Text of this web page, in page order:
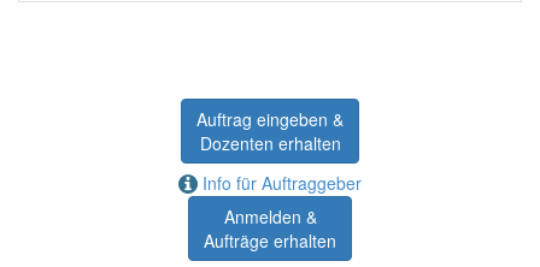
Auftrag eingeben &
Dozenten erhalten
Info für Auftraggeber
Anmelden &
Aufträge erhalten